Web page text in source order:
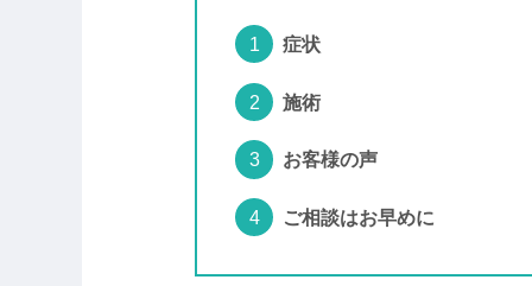
症状
施術
お客様の声
ご相談はお早めに